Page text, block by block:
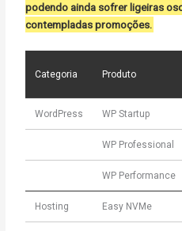
podendo ainda sofrer ligeiras
contempladas promoções.
Categoria Produto
WordPress WP Startup
WP Professional
WP Performance
Hosting Easy NVMe